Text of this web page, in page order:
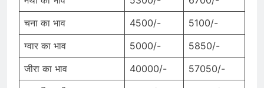
चना का भाव
4500/-
5100/-
ग्वार का भाव
5000/-
5850/-
जीरा का भाव
40000/-
57050/-